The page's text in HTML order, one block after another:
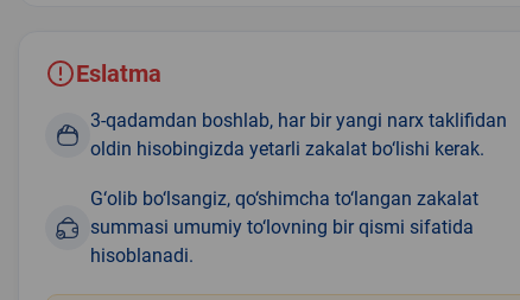
5
Eslatma
3-qadamdan boshlab, har bir yangi narx taklifidan
oldin hisobingizda yetarli zakalat bo‘lishi kerak.
G‘olib bo‘lsangiz, qo‘shimcha to‘langan zakalat
summasi umumiy to‘lovning bir qismi sifatida
hisoblanadi.